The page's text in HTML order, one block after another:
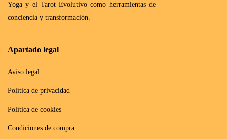
Yoga y el Tarot Evolutivo como herramientas de
conciencia y transformación.
Apartado legal
Aviso legal
Política de privacidad
Política de cookies
Condiciones de compra